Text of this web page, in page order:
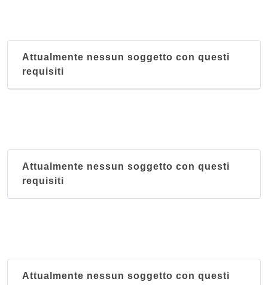
Attualmente nessun soggetto con questi
requisiti
Attualmente nessun soggetto con questi
requisiti
Attualmente nessun soggetto con questi